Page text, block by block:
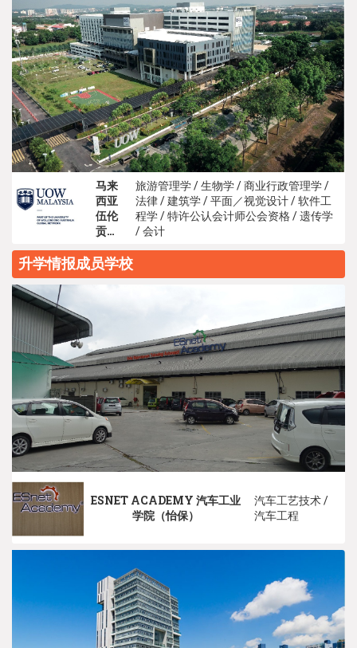
马来
西亚
伍伦
贡大
旅游管理学 / 生物学 / 商业行政管理学 /
法律 / 建筑学 / 平面／视觉设计 / 软件工
程学 / 特许公认会计师公会资格 / 遗传学
/ 会计
升学情报成员学校
ESNET ACADEMY 汽车工业
学院（怡保）
汽车工艺技术 /
汽车工程